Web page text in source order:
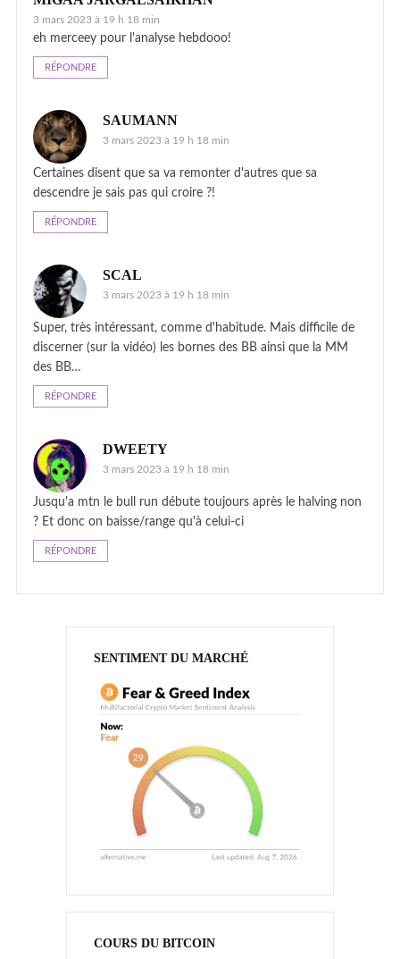
3 mars 2023 à 19 h 18 min
eh merceey pour l'analyse hebdooo!
RÉPONDRE
SAUMANN
3 mars 2023 à 19 h 18 min
Certaines disent que sa va remonter d'autres que sa
descendre je sais pas qui croire ?!
RÉPONDRE
SCAL
3 mars 2023 à 19 h 18 min
Super, très intéressant, comme d'habitude. Mais difficile de
discerner (sur la vidéo) les bornes des BB ainsi que la MM
des BB…
RÉPONDRE
DWEETY
3 mars 2023 à 19 h 18 min
Jusqu'a mtn le bull run débute toujours après le halving non
? Et donc on baisse/range qu'à celui-ci
RÉPONDRE
SENTIMENT DU MARCHÉ
COURS DU BITCOIN